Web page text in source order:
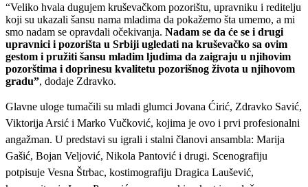
“Veliko hvala dugujem kruševačkom pozorištu, upravniku i reditelju
koji su ukazali šansu nama mladima da pokažemo šta umemo, a mi
smo nadam se opravdali očekivanja. Nadam se da će se i drugi
upravnici i pozorišta u Srbiji ugledati na kruševačko sa ovim
gestom i pružiti šansu mladim ljudima da zaigraju u njihovim
pozorštima i doprinesu kvalitetu pozorišnog života u njihovom
gradu”, dodaje Zdravko.
Glavne uloge tumačili su mladi glumci Jovana Ćirić, Zdravko Savić,
Viktorija Arsić i Marko Vučković, kojima je ovo i prvi profesionalni
angažman. U predstavi su igrali i stalni članovi ansambla: Marija
Gašić, Bojan Veljović, Nikola Pantović i drugi. Scenografiju
potpisuje Vesna Štrbac, kostimografiju Dragica Laušević,